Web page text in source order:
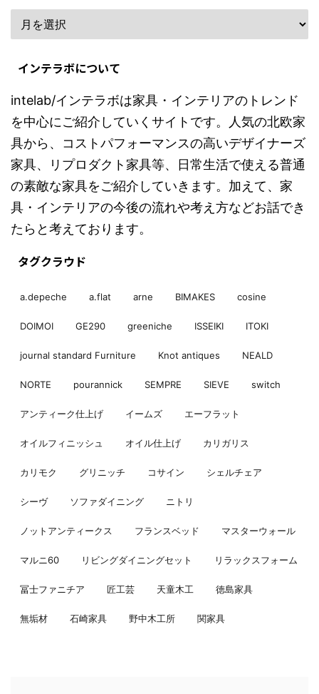
インテラボについて
intelab/インテラボは家具・インテリアのトレンド
を中心にご紹介していくサイトです。人気の北欧家
具から、コストパフォーマンスの高いデザイナーズ
家具、リプロダクト家具等、日常生活で使える普通
の素敵な家具をご紹介していきます。加えて、家
具・インテリアの今後の流れや考え方などお話でき
たらと考えております。
タグクラウド
a.depeche a.flat arne BIMAKES cosine
DOIMOI GE290 greeniche ISSEIKI ITOKI
journal standard Furniture Knot antiques NEALD
NORTE pourannick SEMPRE SIEVE switch
アンティーク仕上げ イームズ エーフラット
オイルフィニッシュ オイル仕上げ カリガリス
カリモク グリニッチ コサイン シェルチェア
シーヴ ソファダイニング ニトリ
ノットアンティークス フランスベッド マスターウォール
マルニ60 リビングダイニングセット リラックスフォーム
冨士ファニチア 匠工芸 天童木工 徳島家具
無垢材 石崎家具 野中木工所 関家具